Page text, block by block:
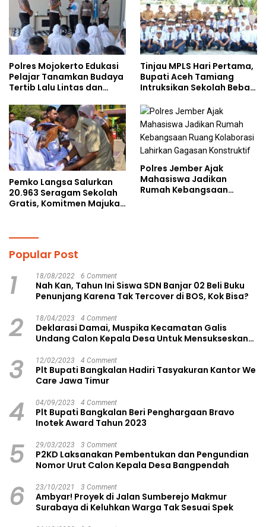
Polres Mojokerto Edukasi
Pelajar Tanamkan Budaya
Tertib Lalu Lintas dan
Tinjau MPLS Hari Pertama,
Bupati Aceh Tamiang
Intruksikan Sekolah Bebas
Pemko Langsa Salurkan
20.963 Seragam Sekolah
Gratis, Komitmen Majukan
Polres Jember Ajak
Mahasiswa Jadikan
Rumah Kebangsaan
Popular Post
1 18/08/2022 6 Comment
Nah Kan, Tahun Ini Siswa SDN Banjar 02 Beli Buku
Penunjang Karena Tak Tercover di BOS, Kok Bisa?
2 18/04/2023 4 Comment
Deklarasi Damai, Muspika Kecamatan Galis
Undang Calon Kepala Desa Untuk Mensukseskan
3 12/02/2023 4 Comment
Plt Bupati Bangkalan Hadiri Tasyakuran Kantor We
Care Jawa Timur
4 04/09/2023 4 Comment
Plt Bupati Bangkalan Beri Penghargaan Bravo
Inotek Award Tahun 2023
5 29/03/2023 3 Comment
P2KD Laksanakan Pembentukan dan Pengundian
Nomor Urut Calon Kepala Desa Bangpendah
6 23/10/2021 3 Comment
Ambyar! Proyek di Jalan Sumberejo Makmur
Surabaya di Keluhkan Warga Tak Sesuai Spek